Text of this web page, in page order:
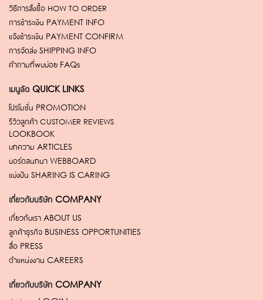
วิธีการสั่งซื้อ HOW TO ORDER
การชำระเงิน PAYMENT INFO
แจ้งชำระเงิน PAYMENT CONFIRM
การจัดส่ง SHIPPING INFO
คำถามที่พบบ่อย FAQs
เมนูลัด QUICK LINKS
โปรโมชั่น PROMOTION
รีวิวลูกค้า CUSTOMER REVIEWS
LOOKBOOK
บทความ ARTICLES
บอร์ดสนทนา WEBBOARD
แบ่งปัน SHARING IS CARING
เกี่ยวกับบริษัท COMPANY
เกี่ยวกับเรา ABOUT US
ลูกค้าธุรกิจ BUSINESS OPPORTUNITIES
สื่อ PRESS
ตำแหน่งงาน CAREERS
เกี่ยวกับบริษัท COMPANY